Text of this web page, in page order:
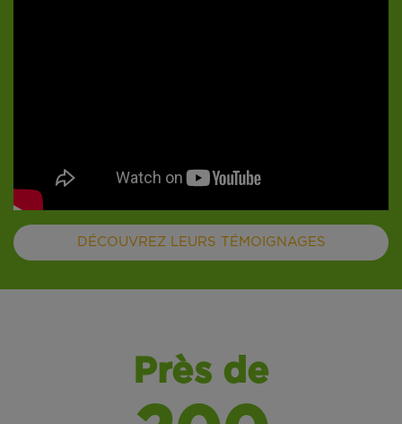
DÉCOUVREZ LEURS TÉMOIGNAGES
Près de